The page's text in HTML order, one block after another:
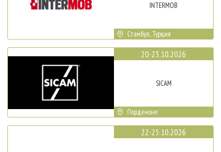
INTERMOB
Стамбул, Турция
20-23.10.2026
SICAM
Порденоне
22-25.10.2026